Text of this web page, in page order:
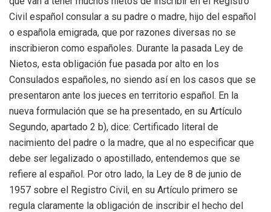
Civil español consular a su padre o madre, hijo del español
o española emigrada, que por razones diversas no se
inscribieron como españoles. Durante la pasada Ley de
Nietos, esta obligación fue pasada por alto en los
Consulados españoles, no siendo así en los casos que se
presentaron ante los jueces en territorio español. En la
nueva formulación que se ha presentado, en su Artículo
Segundo, apartado 2 b), dice: Certificado literal de
nacimiento del padre o la madre, que al no especificar que
debe ser legalizado o apostillado, entendemos que se
refiere al español. Por otro lado, la Ley de 8 de junio de
1957 sobre el Registro Civil, en su Artículo primero se
regula claramente la obligación de inscribir el hecho del